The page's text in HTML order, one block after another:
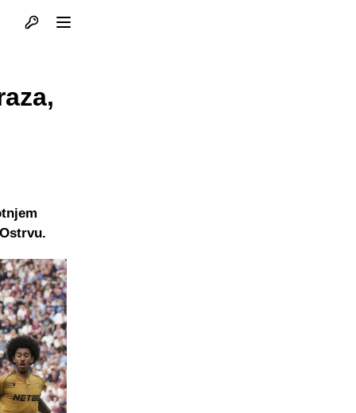
Otvori profil